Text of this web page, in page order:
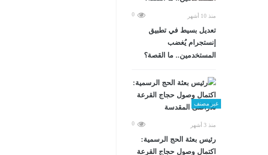
منذ 10 أشهر 0
تعديل بسيط في تطبيق
إنستجرام يُغضب
المستخدمين.. ما القصة؟
غير مصنف
منذ 3 أشهر 0
رئيس بعثة الحج الرسمية:
اكتمال وصول حجاج القرعة